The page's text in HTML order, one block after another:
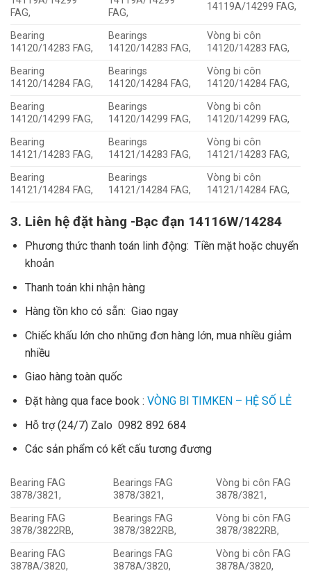
FAG,
FAG,
14119A/14299 FAG,
Bearing
14120/14283 FAG,
Bearings
14120/14283 FAG,
Vòng bi côn
14120/14283 FAG,
Bearing
14120/14284 FAG,
Bearings
14120/14284 FAG,
Vòng bi côn
14120/14284 FAG,
Bearing
14120/14299 FAG,
Bearings
14120/14299 FAG,
Vòng bi côn
14120/14299 FAG,
Bearing
14121/14283 FAG,
Bearings
14121/14283 FAG,
Vòng bi côn
14121/14283 FAG,
Bearing
14121/14284 FAG,
Bearings
14121/14284 FAG,
Vòng bi côn
14121/14284 FAG,
3. Liên hệ đặt hàng -Bạc đạn 14116W/14284
Phương thức thanh toán linh động: Tiền mặt hoặc chuyển
khoản
Thanh toán khi nhận hàng
Hàng tồn kho có sẵn: Giao ngay
Chiếc khấu lớn cho những đơn hàng lớn, mua nhiều giảm
nhiều
Giao hàng toàn quốc
Đặt hàng qua face book : VÒNG BI TIMKEN – HỆ SỐ LẺ
Hỗ trợ (24/7) Zalo 0982 892 684
Các sản phẩm có kết cấu tương đương
Bearing FAG
3878/3821,
Bearings FAG
3878/3821,
Vòng bi côn FAG
3878/3821,
Bearing FAG
3878/3822RB,
Bearings FAG
3878/3822RB,
Vòng bi côn FAG
3878/3822RB,
Bearing FAG
3878A/3820,
Bearings FAG
3878A/3820,
Vòng bi côn FAG
3878A/3820,